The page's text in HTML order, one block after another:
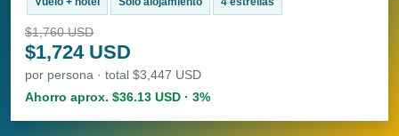
$1,760 USD
$1,724 USD
por persona · total $3,447 USD
Ahorro aprox. $36.13 USD · 3%